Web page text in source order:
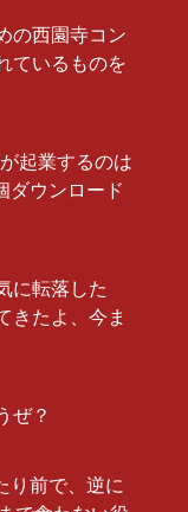
の西園寺コン
ているものを
起業するのは
ダウンロード
に転落した
きたよ、今ま
ぜ？
り前で、逆に